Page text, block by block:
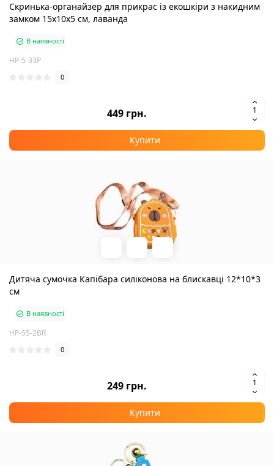
Скринька-органайзер для прикрас із екошкіри з накидним
замком 15х10х5 см, лаванда
В наявності
HP-5-33P
0
449 грн.
Купити
Дитяча сумочка Капібара силіконова на блискавці 12*10*3
см
В наявності
HP-55-2BR
0
249 грн.
Купити